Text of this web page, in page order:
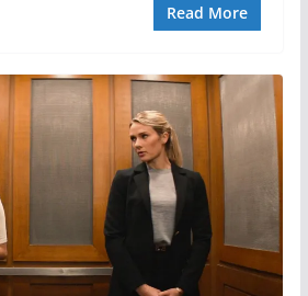
Read More